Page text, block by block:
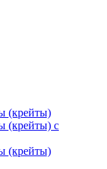
(крейты)
(крейты) с
(крейты)